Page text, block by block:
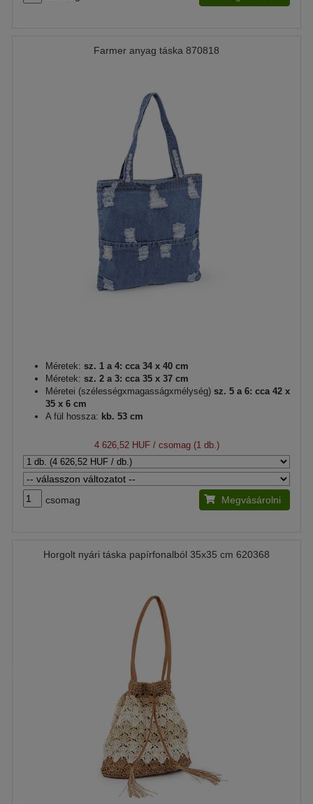
Farmer anyag táska 870818
Méretek: sz. 1 a 4: cca 34 x 40 cm
Méretek: sz. 2 a 3: cca 35 x 37 cm
Méretei (szélességxmagasságxmélység) sz. 5 a 6: cca 42 x
35 x 6 cm
A fül hossza: kb. 53 cm
4 626,52 HUF/ csomag (1 db.)
csomag Megvásárolni
Horgolt nyári táska papírfonalból 35x35 cm 620368